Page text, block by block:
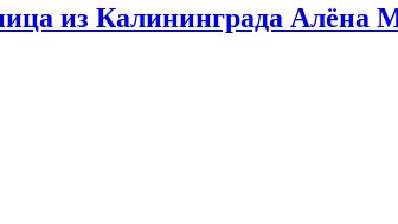
из Калининграда Алёна